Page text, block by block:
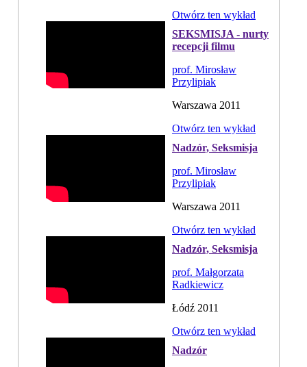
Otwórz ten wykład
SEKSMISJA - nurty
recepcji filmu
prof. Mirosław
Przylipiak
Warszawa 2011
Otwórz ten wykład
Nadzór, Seksmisja
prof. Mirosław
Przylipiak
Warszawa 2011
Otwórz ten wykład
Nadzór, Seksmisja
prof. Małgorzata
Radkiewicz
Łódź 2011
Otwórz ten wykład
Nadzór